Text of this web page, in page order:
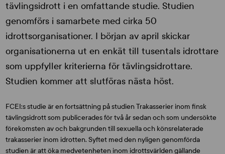
tävlingsidrott i en omfattande studie. Studien
genomförs i samarbete med cirka 50
idrottsorganisationer. I början av april skickar
organisationerna ut en enkät till tusentals idrottare
som uppfyller kriterierna för tävlingsidrottare.
Studien kommer att slutföras nästa höst.
FCEI:s studie är en fortsättning på studien Trakasserier inom finsk
tävlingsidrott som publicerades för två år sedan och som undersökte
förekomsten av och bakgrunden till sexuella och könsrelaterade
trakasserier inom idrotten. Syftet med den nyligen genomförda
studien är att öka medvetenheten inom idrottsvärlden gällande